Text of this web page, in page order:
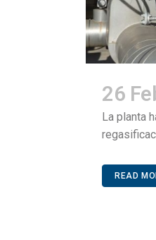
26
La planta
READ